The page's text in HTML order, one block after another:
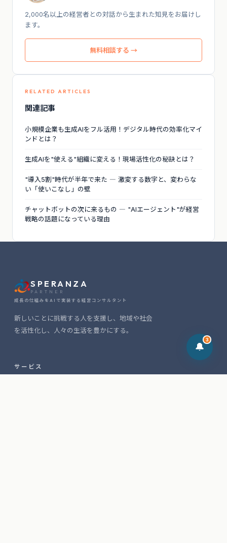
2,000名以上の経営者との対話から生まれた知見をお届けし
ます。
無料相談する →
RELATED ARTICLES
関連記事
小規模企業も生成AIをフル活用！デジタル時代の効率化マイ
ンドとは？
生成AIを"使える"組織に変える！現場活性化の秘訣とは？
"導入5割"時代が半年で来た ― 激変する数字と、変わらな
い「使いこなし」の壁
チャットボットの次に来るもの ― "AIエージェント"が経営
戦略の話題になっている理由
か？
無料診断を試す → ×
SPERANZA
PARTNER
成長の仕組みをAIで実装する経営コンサルタント
新しいことに挑戦する人を支援し、地域や社会
を活性化し、人々の生活を豊かにする。
サービス
事業構想支援SaaS「Miraiz Concept」を
2026-06-05
た
🔔
3